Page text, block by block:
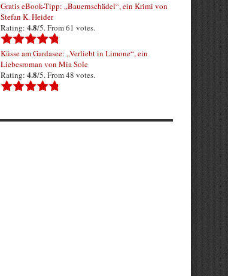
Gratis eBook-Tipp: „Bauernschädel“, ein Krimi von
Stefan K. Heider
Rating: 4.8/5. From 61 votes.
Küsse am Gardasee: „Verliebt in Limone“, ein
Liebesroman von Mia Sole
Rating: 4.8/5. From 48 votes.